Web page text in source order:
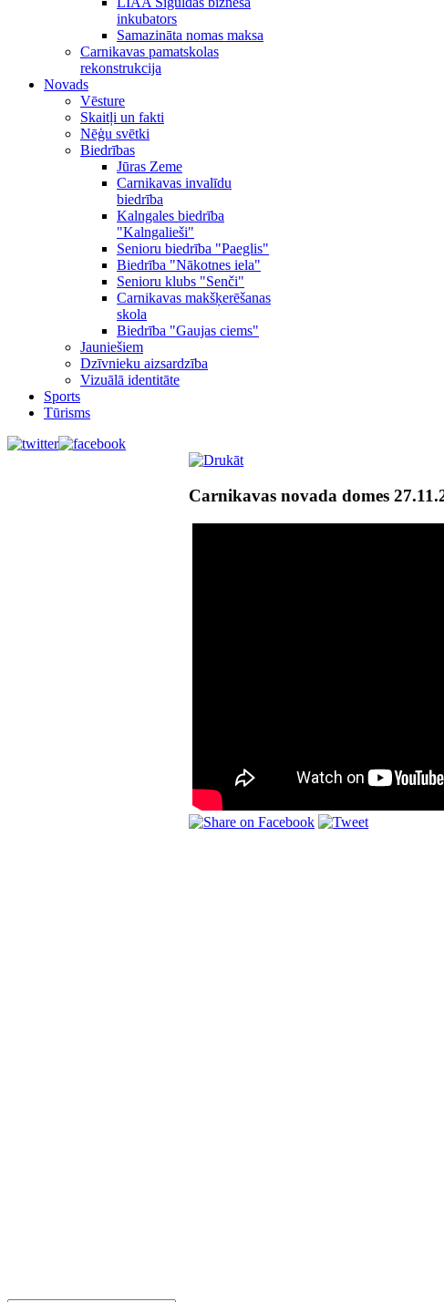
inkubators
Samazināta nomas maksa
Carnikavas pamatskolas
rekonstrukcija
Novads
Vēsture
Skaitļi un fakti
Nēģu svētki
Biedrības
Jūras Zeme
Carnikavas invalīdu
biedrība
Kalngales biedrība
"Kalngalieši"
Senioru biedrība "Paeglis"
Biedrība "Nākotnes iela"
Senioru klubs "Senči"
Carnikavas makšķerēšanas
skola
Biedrība "Gaujas ciems"
Jauniešiem
Dzīvnieku aizsardzība
Vizuālā identitāte
Sports
Tūrisms
Carnikavas novada domes